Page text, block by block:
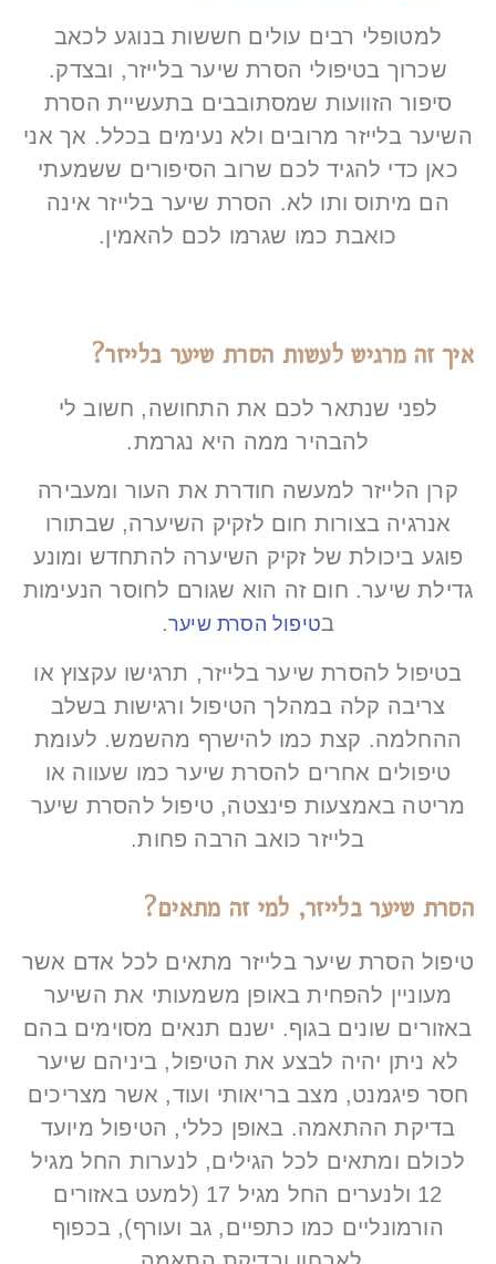
למטופלי רבים עולים חששות בנוגע לכאב
שכרוך בטיפולי הסרת שיער בלייזר, ובצדק.
סיפור הזוועות שמסתובבים בתעשיית הסרת
השיער בלייזר מרובים ולא נעימים בכלל. אך אני
כאן כדי להגיד לכם שרוב הסיפורים ששמעתי
הם מיתוס ותו לא. הסרת שיער בלייזר אינה
כואבת כמו שגרמו לכם להאמין.
איך זה מרגיש לעשות הסרת שיער בלייזר?
לפני שנתאר לכם את התחושה, חשוב לי
להבהיר ממה היא נגרמת.
קרן הלייזר למעשה חודרת את העור ומעבירה
אנרגיה בצורות חום לזקיק השיערה, שבתורו
פוגע ביכולת של זקיק השיערה להתחדש ומונע
גדילת שיער. חום זה הוא שגורם לחוסר הנעימות
בטיפול הסרת שיער.
בטיפול להסרת שיער בלייזר, תרגישו עקצוץ או
צריבה קלה במהלך הטיפול ורגישות בשלב
ההחלמה. קצת כמו להישרף מהשמש. לעומת
טיפולים אחרים להסרת שיער כמו שעווה או
מריטה באמצעות פינצטה, טיפול להסרת שיער
בלייזר כואב הרבה פחות.
הסרת שיער בלייזר, למי זה מתאים?
טיפול הסרת שיער בלייזר מתאים לכל אדם אשר
מעוניין להפחית באופן משמעותי את השיער
באזורים שונים בגוף. ישנם תנאים מסוימים בהם
לא ניתן יהיה לבצע את הטיפול, ביניהם שיער
חסר פיגמנט, מצב בריאותי ועוד, אשר מצריכים
בדיקת ההתאמה. באופן כללי, הטיפול מיועד
לכולם ומתאים לכל הגילים, לנערות החל מגיל
12 ולנערים החל מגיל 17 (למעט באזורים
הורמונליים כמו כתפיים, גב ועורף), בכפוף